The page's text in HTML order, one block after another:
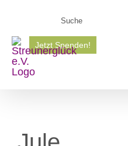
springen
Jetzt Spenden!